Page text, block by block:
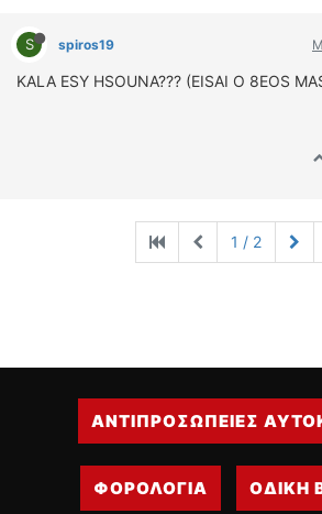
S spiros19
KALA ESY HSOUNA??? (EISAI O 8EOS
1 / 2
ΑΝΤΙΠΡΟΣΩΠΕΙΕΣ
ΦΟΡΟΛΟΓΙΑ ΟΔΙΚΗ